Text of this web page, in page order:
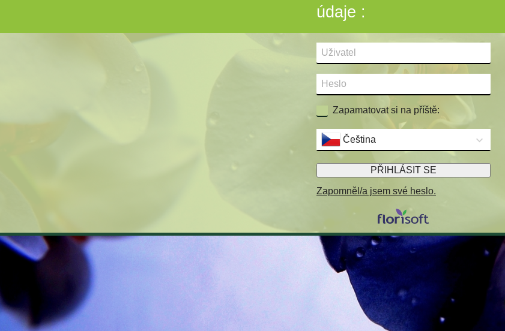
údaje :
Zapamatovat si na příště:
Čeština
PŘIHLÁSIT SE
Zapomněl/a jsem své heslo.